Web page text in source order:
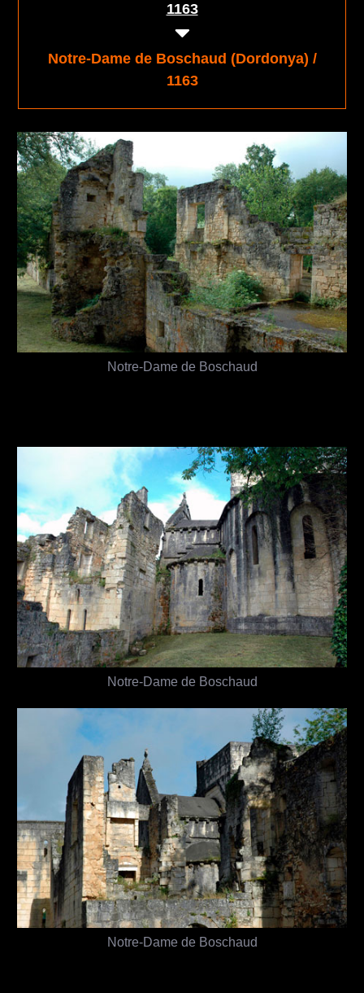
1163
Notre-Dame de Boschaud (Dordonya) /
1163
Notre-Dame de Boschaud
Notre-Dame de Boschaud
Notre-Dame de Boschaud